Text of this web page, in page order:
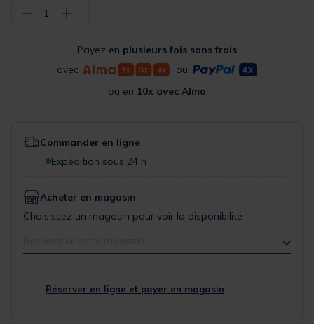
− 1 +
Payez en plusieurs fois sans frais
avec
ou
ou en 10x avec Alma
Commander en ligne
Expédition sous 24 h
Acheter en magasin
Choisissez un magasin pour voir la disponibilité
Réserver en ligne et payer en magasin